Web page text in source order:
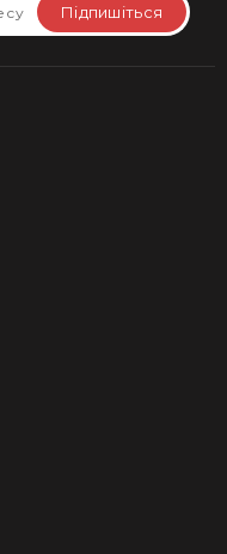
Підпишіться